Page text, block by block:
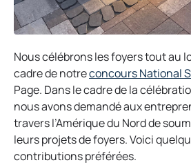
Nous célébrons les foyers tout au
cadre de notreconcours National
Page. Dans le cadre de la
nous avons demandé aux
travers l’Amérique du Nord de
leurs projets de foyers. Voici
contributions préférées.